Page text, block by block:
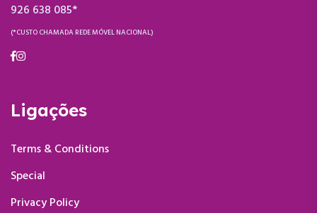
926 638 085*
(*CUSTO CHAMADA REDE MÓVEL NACIONAL)
Ligações
Terms & Conditions
Special
Privacy Policy